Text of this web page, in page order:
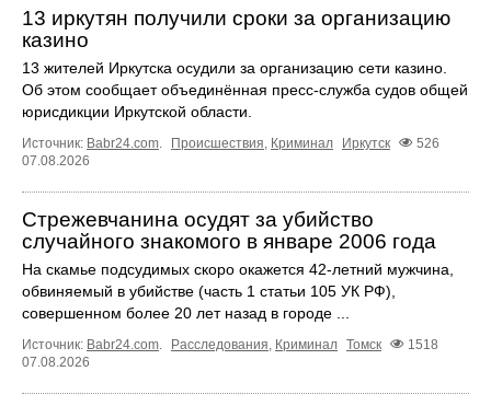
13 иркутян получили сроки за организацию
казино
13 жителей Иркутска осудили за организацию сети казино.
Об этом сообщает объединённая пресс‑служба судов общей
юрисдикции Иркутской области.
Источник: Babr24.com. Происшествия, Криминал Иркутск
526
07.08.2026
Стрежевчанина осудят за убийство
случайного знакомого в январе 2006 года
На скамье подсудимых скоро окажется 42-летний мужчина,
обвиняемый в убийстве (часть 1 статьи 105 УК РФ),
совершенном более 20 лет назад в городе ...
Источник: Babr24.com. Расследования, Криминал Томск
1518
07.08.2026